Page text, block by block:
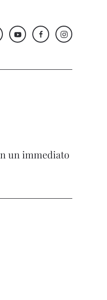
un immediato